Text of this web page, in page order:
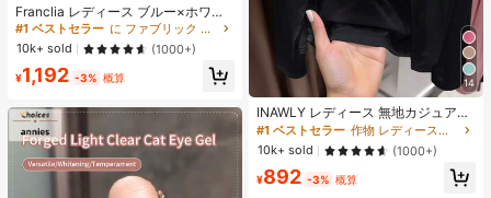
Franclia レディース ブルー×ホワイ
ト ストライプ ボタン付きシャーリン
グ Vネックシャツ 夏向け エフォート
レスシック ブラウス 通学・新学期向
け 春カジュアル
売り切れ間近！
#1 ベストセラー
に ファブリック 柔らかなオフィスブラウス
売り切れ間近！
#1 ベストセラー
に ファブリック 柔らかなオフィスブラウス
売り切れ間近！
#1 ベストセラー
に ファブリック 柔らかなオフィスブラウス
売り切れ間近！
10k+ sold (1000+)
¥1,192 -3% 概算 14
INAWLY レディース 無地カジュアル
薄手カーディガン、春夏用
#1 ベストセラー
作物 レディース軽量カーディガン
売り切れ間近！
#1 ベストセラー
作物 レディース軽量カーディガン
売り切れ間近！
#1 ベストセラー
作物 レディース軽量カーディガン
売り切れ間近！
#1 ベストセラー
売り切れ間近！
10k+ sold (1000+)
¥892 -3% 概算